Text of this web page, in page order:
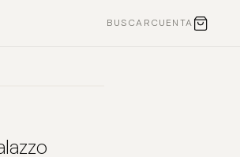
BUSCARCUENTA